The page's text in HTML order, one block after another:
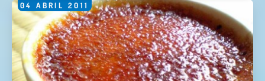
04 ABRIL 2011